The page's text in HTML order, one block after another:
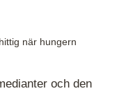
när hungern
och den